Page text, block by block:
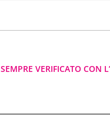
VERIFICATO CON